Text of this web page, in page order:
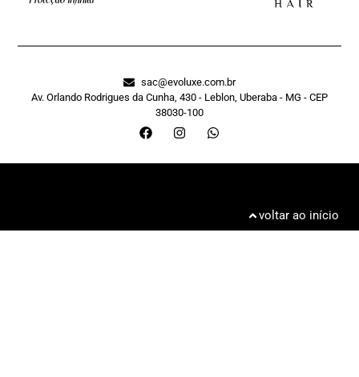
sac@evoluxe.com.br
Av. Orlando Rodrigues da Cunha, 430 - Leblon, Uberaba - MG - CEP
38030-100
voltar ao início